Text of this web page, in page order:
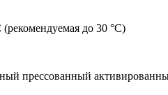
до 30 °С)
прессованный